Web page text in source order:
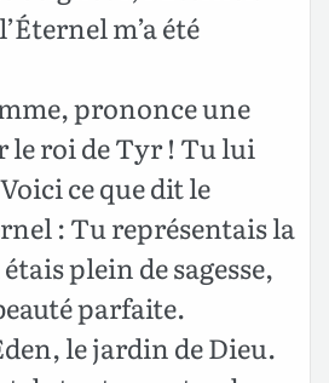
m’a été
prononce une
le roi de Tyr ! Tu lui
ce que dit le
: Tu représentais la
plein de sagesse,
parfaite.
le jardin de Dieu.